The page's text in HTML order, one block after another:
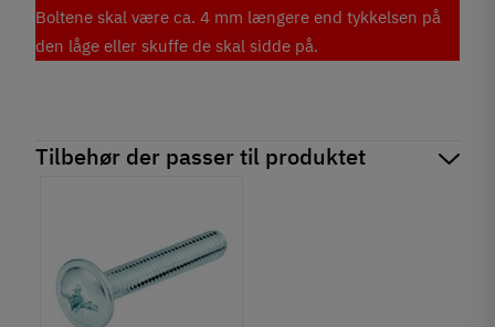
Boltene skal være ca. 4 mm længere end tykkelsen på
den låge eller skuffe de skal sidde på.
Tilbehør der passer til produktet